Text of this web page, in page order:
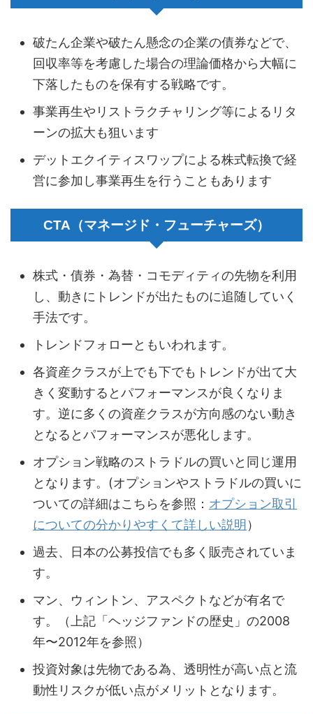
破たん企業や破たん懸念の企業の債券などで、
回収率等を考慮した場合の理論価格から大幅に
下落したものを保有する戦略です。
事業再生やリストラクチャリング等によるリタ
ーンの拡大も狙います
デットエクイティスワップによる株式転換で経
営に参加し事業再生を行うこともあります
CTA（マネージド・フューチャーズ）
株式・債券・為替・コモディティの先物を利用
し、動きにトレンドが出たものに追随していく
手法です。
トレンドフォローともいわれます。
各資産クラスが上でも下でもトレンドが出て大
きく変動するとパフォーマンスが良くなりま
す。逆に多くの資産クラスが方向感のない動き
となるとパフォーマンスが悪化します。
オプション戦略のストラドルの買いと同じ運用
となります。(オプションやストラドルの買いに
ついての詳細はこちらを参照： オプション取引
についての分かりやすくて詳しい説明 ）
過去、日本の公募投信でも多く販売されていま
す。
マン、ウィントン、アスペクトなどが有名で
す。（上記「ヘッジファンドの歴史」の2008
年〜2012年を参照）
投資対象は先物である為、透明性が高い点と流
動性リスクが低い点がメリットとなります。